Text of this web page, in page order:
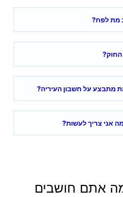
מת לפח?
מתבצע על חשבון העיריה?
אני צריך לעשות?
אתם חושבים